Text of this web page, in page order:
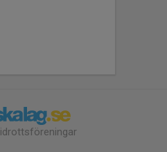
idrottsföreningar